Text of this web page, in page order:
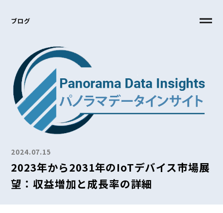
ブログ
2024.07.15
2023年から2031年のIoTデバイス市場展
望：収益増加と成長率の詳細